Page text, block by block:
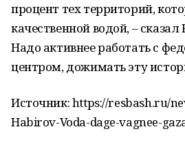
процент тех территорий,
качественной водой, –
Надо активнее работать с
центром, дожимать эту
Источник: https://resbash.ru/
Habirov-Voda-dage-vagnee-